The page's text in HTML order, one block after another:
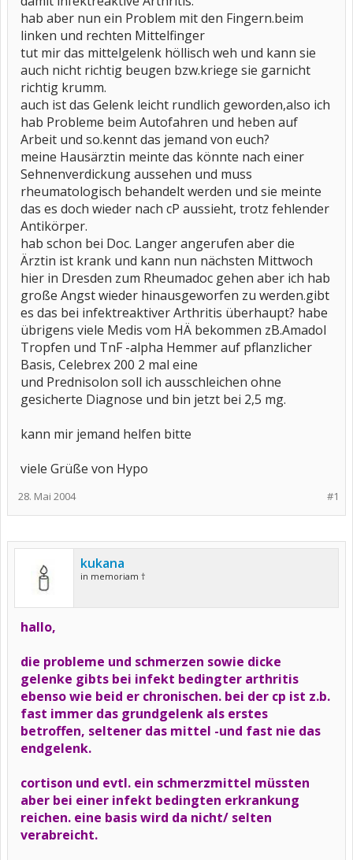
hab aber nun ein Problem mit den Fingern.beim
linken und rechten Mittelfinger
tut mir das mittelgelenk höllisch weh und kann sie
auch nicht richtig beugen bzw.kriege sie garnicht
richtig krumm.
auch ist das Gelenk leicht rundlich geworden,also ich
hab Probleme beim Autofahren und heben auf
Arbeit und so.kennt das jemand von euch?
meine Hausärztin meinte das könnte nach einer
Sehnenverdickung aussehen und muss
rheumatologisch behandelt werden und sie meinte
das es doch wieder nach cP aussieht, trotz fehlender
Antikörper.
hab schon bei Doc. Langer angerufen aber die
Ärztin ist krank und kann nun nächsten Mittwoch
hier in Dresden zum Rheumadoc gehen aber ich hab
große Angst wieder hinausgeworfen zu werden.gibt
es das bei infektreaktiver Arthritis überhaupt? habe
übrigens viele Medis vom HÄ bekommen zB.Amadol
Tropfen und TnF -alpha Hemmer auf pflanzlicher
Basis, Celebrex 200 2 mal eine
und Prednisolon soll ich ausschleichen ohne
gesicherte Diagnose und bin jetzt bei 2,5 mg.
kann mir jemand helfen bitte
viele Grüße von Hypo
#1
28. Mai 2004
kukana
in memoriam †
hallo,
die probleme und schmerzen sowie dicke
gelenke gibts bei infekt bedingter arthritis
ebenso wie beid er chronischen. bei der cp ist z.b.
fast immer das grundgelenk als erstes
betroffen, seltener das mittel -und fast nie das
endgelenk.
cortison und evtl. ein schmerzmittel müssten
aber bei einer infekt bedingten erkrankung
reichen. eine basis wird da nicht/ selten
verabreicht.